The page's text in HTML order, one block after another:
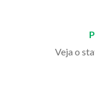
Veja o